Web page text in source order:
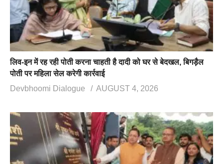
लिव-इन में रह रही पोती करना चाहती है दादी को घर से बेदखल, बिगड़ैल
पोती पर महिला सेल करेगी कार्रवाई
Devbhoomi Dialogue
AUGUST 4, 2026